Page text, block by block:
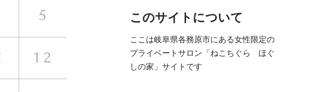
このサイトについて
ここは岐阜県各務原市にある女性限定の
プライベートサロン「ねこちぐら ほぐ
しの家」サイトです